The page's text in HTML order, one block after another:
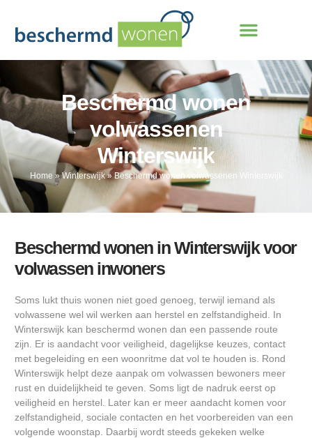
Beschermd wonen
volwassenen
Winterswijk
Home »Winterswijk»Beschermd wonen volwassenen Winterswijk
Beschermd wonen in Winterswijk voor
volwassen inwoners
Soms lukt thuis wonen niet goed genoeg, terwijl iemand als
volwassene wel wil werken aan herstel en zelfstandigheid. In
Winterswijk kan beschermd wonen dan een passende route
zijn. Er is aandacht voor veiligheid, dagelijkse keuzes, contact
met begeleiding en een woonritme dat vol te houden is. Rond
Winterswijk helpt deze aanpak om volwassen bewoners meer
rust en duidelijkheid te geven. Soms ligt de nadruk eerst op
veiligheid en herstel. Later kan er meer aandacht komen voor
zelfstandigheid, sociale contacten en het voorbereiden van een
volgende woonstap. Daarbij wordt steeds gekeken welke